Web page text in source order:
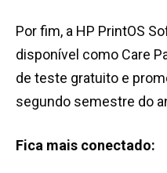
Por fim, a HP PrintOS
disponível como Care
de teste gratuito e
segundo semestre do
Fica mais conectado: